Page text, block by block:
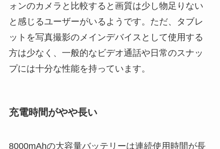
ォンのカメラと比較すると画質は少し物足りない
と感じるユーザーがいるようです。ただ、タブレ
ットを写真撮影のメインデバイスとして使用する
方は少なく、一般的なビデオ通話や日常のスナッ
プには十分な性能を持っています。
充電時間がやや長い
8000mAhの大容量バッテリーは連続使用時間が長